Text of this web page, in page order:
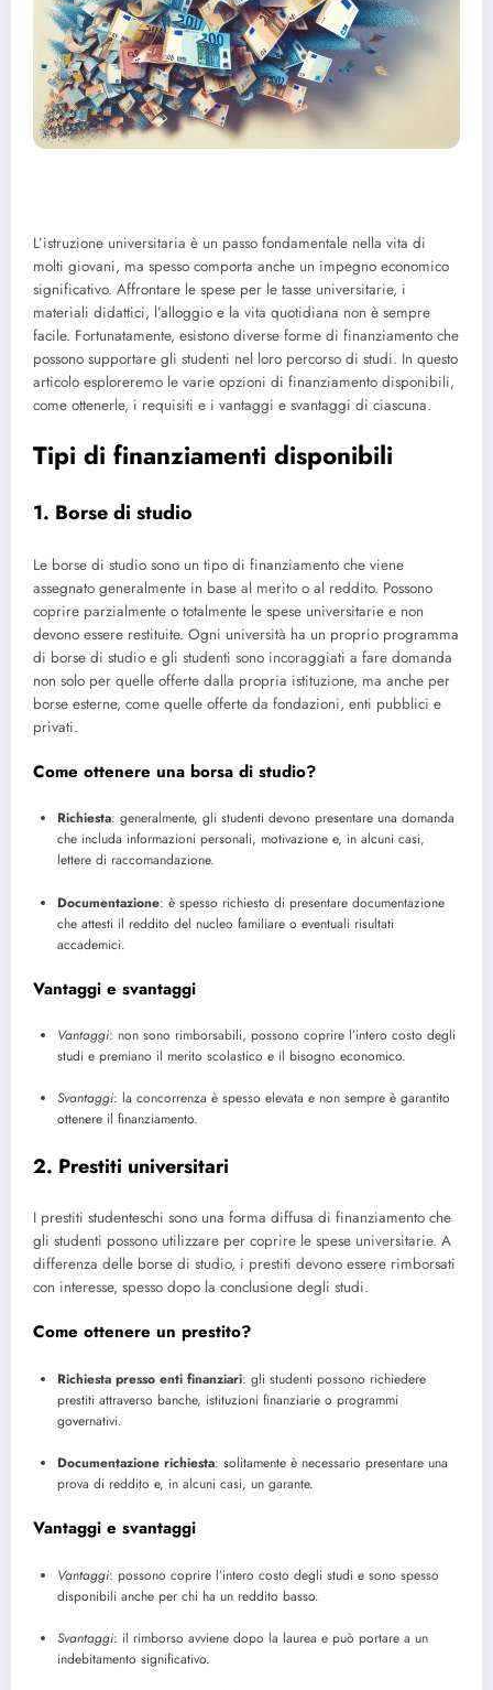
L’istruzione universitaria è un passo fondamentale nella vita di
molti giovani, ma spesso comporta anche un impegno economico
significativo. Affrontare le spese per le tasse universitarie, i
materiali didattici, l’alloggio e la vita quotidiana non è sempre
facile. Fortunatamente, esistono diverse forme di finanziamento che
possono supportare gli studenti nel loro percorso di studi. In questo
articolo esploreremo le varie opzioni di finanziamento disponibili,
come ottenerle, i requisiti e i vantaggi e svantaggi di ciascuna.
Tipi di finanziamenti disponibili
1. Borse di studio
Le borse di studio sono un tipo di finanziamento che viene
assegnato generalmente in base al merito o al reddito. Possono
coprire parzialmente o totalmente le spese universitarie e non
devono essere restituite. Ogni università ha un proprio programma
di borse di studio e gli studenti sono incoraggiati a fare domanda
non solo per quelle offerte dalla propria istituzione, ma anche per
borse esterne, come quelle offerte da fondazioni, enti pubblici e
privati.
Come ottenere una borsa di studio?
Richiesta: generalmente, gli studenti devono presentare una domanda
che includa informazioni personali, motivazione e, in alcuni casi,
lettere di raccomandazione.
Documentazione: è spesso richiesto di presentare documentazione
che attesti il reddito del nucleo familiare o eventuali risultati
accademici.
Vantaggi e svantaggi
Vantaggi: non sono rimborsabili, possono coprire l’intero costo degli
studi e premiano il merito scolastico e il bisogno economico.
Svantaggi: la concorrenza è spesso elevata e non sempre è garantito
ottenere il finanziamento.
2. Prestiti universitari
I prestiti studenteschi sono una forma diffusa di finanziamento che
gli studenti possono utilizzare per coprire le spese universitarie. A
differenza delle borse di studio, i prestiti devono essere rimborsati
con interesse, spesso dopo la conclusione degli studi.
Come ottenere un prestito?
Richiesta presso enti finanziari: gli studenti possono richiedere
prestiti attraverso banche, istituzioni finanziarie o programmi
governativi.
Documentazione richiesta: solitamente è necessario presentare una
prova di reddito e, in alcuni casi, un garante.
Vantaggi e svantaggi
Vantaggi: possono coprire l’intero costo degli studi e sono spesso
disponibili anche per chi ha un reddito basso.
Svantaggi: il rimborso avviene dopo la laurea e può portare a un
indebitamento significativo.